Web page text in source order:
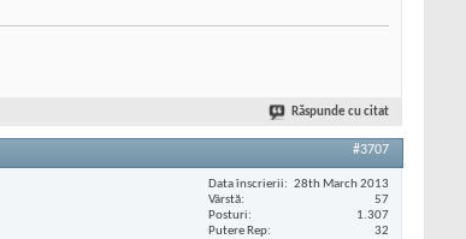
Răspunde cu citat
#3707
Data înscrierii
28th March 2013
Vârstă
57
Posturi
1.307
Putere Rep
32